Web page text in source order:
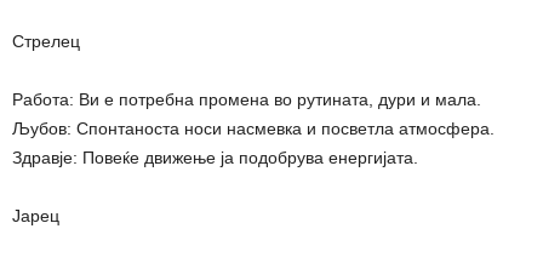
Стрелец
Работа: Ви е потребна промена во рутината, дури и мала.
Љубов: Спонтаноста носи насмевка и посветла атмосфера.
Здравје: Повеќе движење ја подобрува енергијата.
Јарец